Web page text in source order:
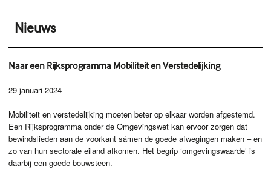
Nieuws
Naar een Rijksprogramma Mobiliteit en Verstedelijking
29 januari 2024
Mobiliteit en verstedelijking moeten beter op elkaar worden afgestemd.
Een Rijksprogramma onder de Omgevingswet kan ervoor zorgen dat
bewindslieden aan de voorkant sámen de goede afwegingen maken – en
zo van hun sectorale eiland afkomen. Het begrip ‘omgevingswaarde’ is
daarbij een goede bouwsteen.